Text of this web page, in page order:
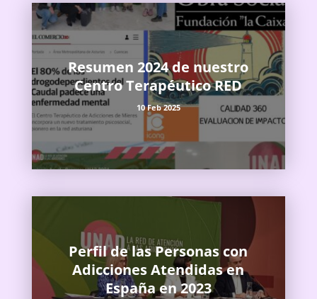
Resumen 2024 de nuestro
Centro Terapéutico RED
10 Feb 2025
Perfil de las Personas con
Adicciones Atendidas en
España en 2023